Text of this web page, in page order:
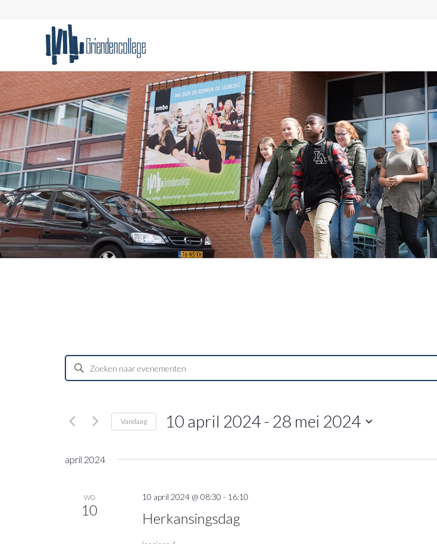
Evenementen
Zoeken
weergeven
navigatie
Vul
Zoek
met
Vandaag 10 april 2024 - 28 mei 2024
april 2024
WO
10
10 april 2024 @ 08:30 - 16:10
Herkansingsdag